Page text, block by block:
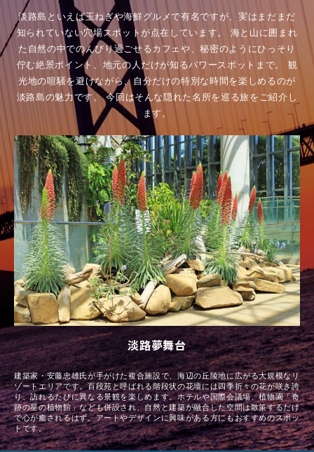
淡路島といえば玉ねぎや海鮮グルメで有名ですが、実はまだまだ
知られていない穴場スポットが点在しています。
海と山に囲まれ
た自然の中でのんびり過ごせるカフェや、秘密のようにひっそり
佇む絶景ポイント、地元の人だけが知るパワースポットまで。
観
光地の喧騒を避けながら、自分だけの特別な時間を楽しめるのが
淡路島の魅力です。今回はそんな隠れた名所を巡る旅をご紹介し
ます。
淡路夢舞台
建築家・安藤忠雄氏が手がけた複合施設で、海辺の丘陵地に広がる大規模なリ
ゾートエリアです。百段苑と呼ばれる階段状の花壇には四季折々の花が咲き誇
り、訪れるたびに異なる景観を楽しめます。ホテルや国際会議場、植物園「奇
跡の星の植物館」なども併設され、自然と建築が融合した空間は散策するだけ
で心が癒されるはず。アートやデザインに興味がある方にもおすすめのスポッ
トです。